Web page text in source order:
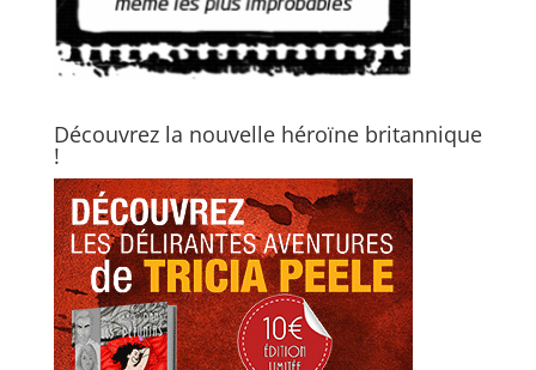
Découvrez la nouvelle héroïne britannique
!